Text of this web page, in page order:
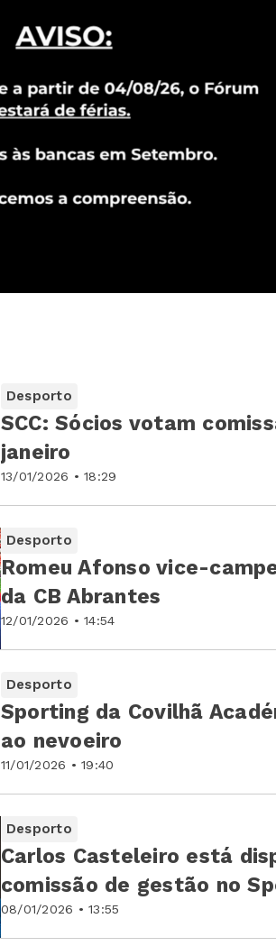
Desporto
13/01/2026 • 18:29
SCC: Sócios votam
janeiro
Desporto
12/01/2026 • 14:54
Romeu Afonso vice-
da CB Abrantes
Desporto
11/01/2026 • 19:40
Sporting da Covilhã
ao nevoeiro
Desporto
08/01/2026 • 13:55
Carlos Casteleiro está
comissão de gestão no